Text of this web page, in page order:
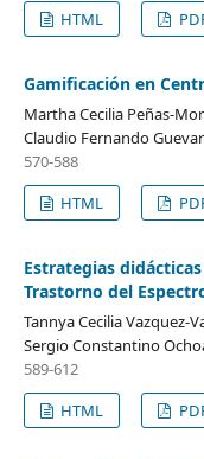
HTML
Gamificación en
Martha Cecilia Peñas-
Claudio Fernando
570-588
HTML
Estrategias
Trastorno del
Tannya Cecilia Vazquez-
Sergio Constantino
589-612
HTML